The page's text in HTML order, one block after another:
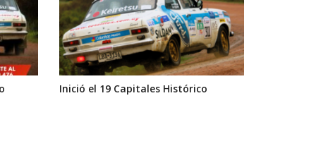
Inició el 19 Capitales Histórico